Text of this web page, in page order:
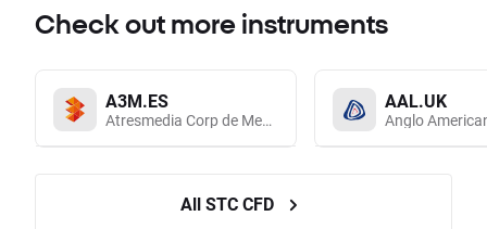
Check out more instruments
A3M.ES
Atresmedia Corp de Medios de Comunicacion SA
AAL.UK
Anglo
All STC CFD